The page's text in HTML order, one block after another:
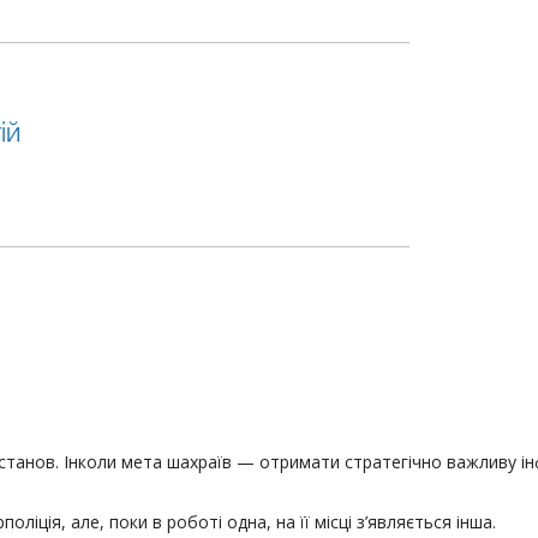
Інколи мета шахраїв — отримати стратегічно важливу
але, поки в роботі одна, на її місці з’являється інша.